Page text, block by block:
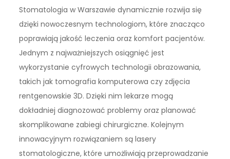
Stomatologia w Warszawie dynamicznie rozwija się
dzięki nowoczesnym technologiom, które znacząco
poprawiają jakość leczenia oraz komfort pacjentów.
Jednym z najważniejszych osiągnięć jest
wykorzystanie cyfrowych technologii obrazowania,
takich jak tomografia komputerowa czy zdjęcia
rentgenowskie 3D. Dzięki nim lekarze mogą
dokładniej diagnozować problemy oraz planować
skomplikowane zabiegi chirurgiczne. Kolejnym
innowacyjnym rozwiązaniem są lasery
stomatologiczne, które umożliwiają przeprowadzanie